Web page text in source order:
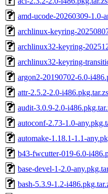
amd-ucode-20260309-1.0-
archlinux-keyring-
archlinux32-keyring-
archlinux32-keyring-
argon2-20190702-6.0-
attr-2.5.2-2.0-
audit-3.0.9-2.0-
autoconf-2.73-1.0-
automake-1.18.1-1.1-
b43-fwcutter-019-6.0-
base-devel-1-2.0-
bash-5.3.9-1.2-